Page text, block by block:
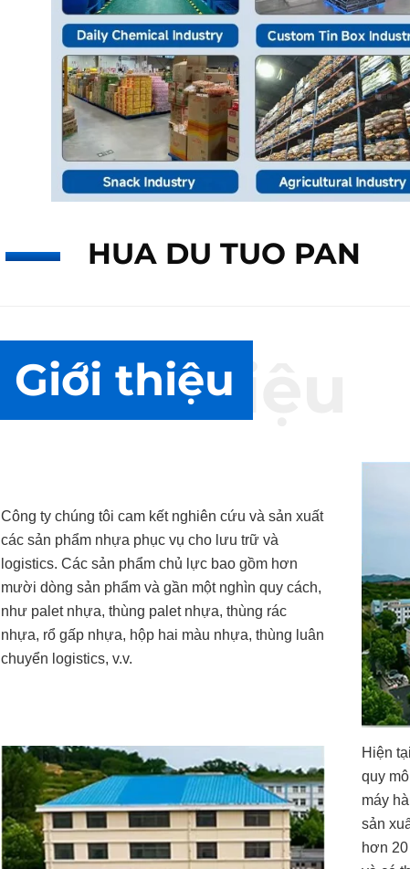
HUA DU TUO PAN
Giới thiệu
Giới thiệu
Công ty chúng tôi cam kết nghiên cứu và sản xuất
các sản phẩm nhựa phục vụ cho lưu trữ và
logistics. Các sản phẩm chủ lực bao gồm hơn
mười dòng sản phẩm và gần một nghìn quy cách,
như palet nhựa, thùng palet nhựa, thùng rác
nhựa, rổ gấp nhựa, hộp hai màu nhựa, thùng luân
chuyển logistics, v.v.
Hiện
quy
máy
sản
hơn